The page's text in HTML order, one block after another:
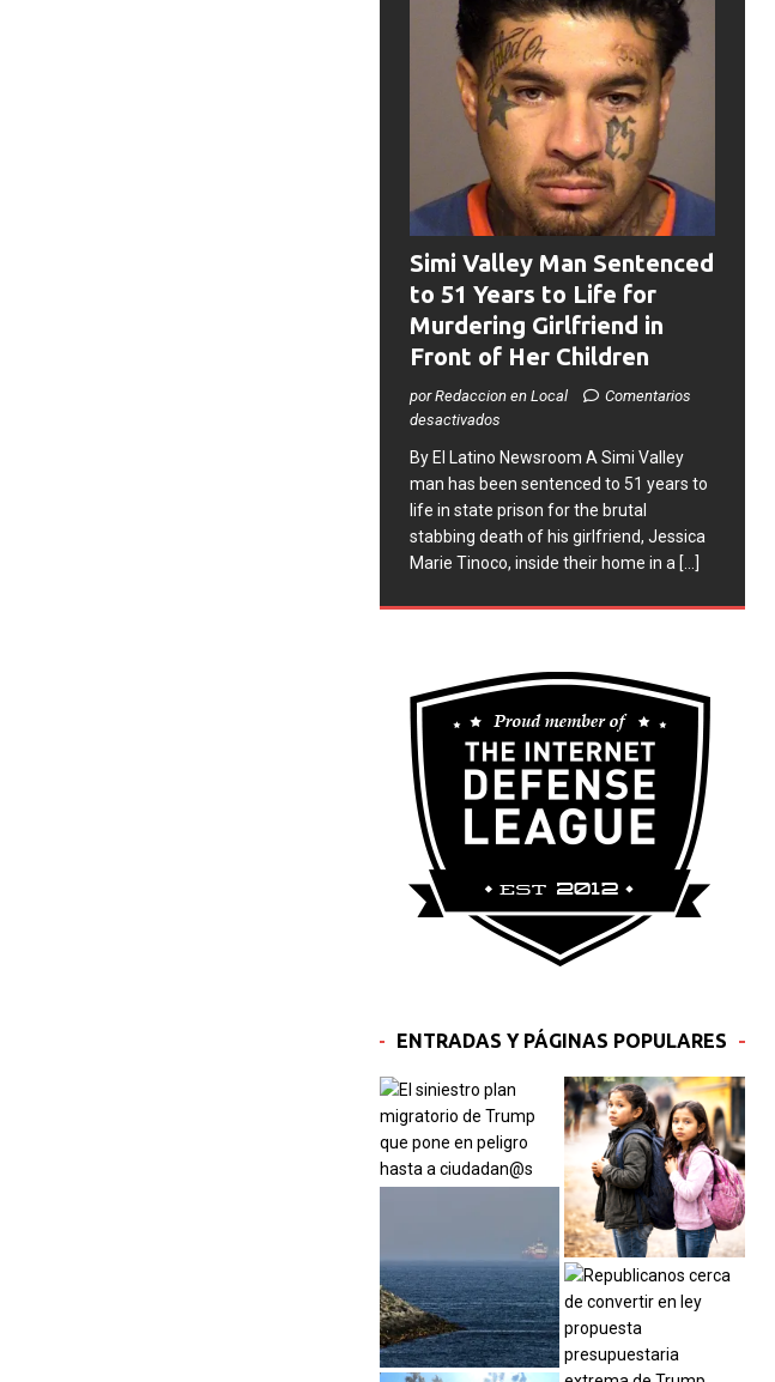
Simi Valley Man Sentenced
to 51 Years to Life for
Murdering Girlfriend in
Front of Her Children
por Redaccion en Local
Comentarios
desactivados
​By El Latino Newsroom ​A Simi Valley
man has been sentenced to 51 years to
life in state prison for the brutal
stabbing death of his girlfriend, Jessica
Marie Tinoco, inside their home in a [...]
ENTRADAS Y PÁGINAS POPULARES